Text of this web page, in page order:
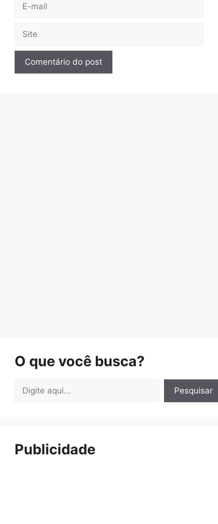
mail
O que você busca?
Pesquisar
Publicidade